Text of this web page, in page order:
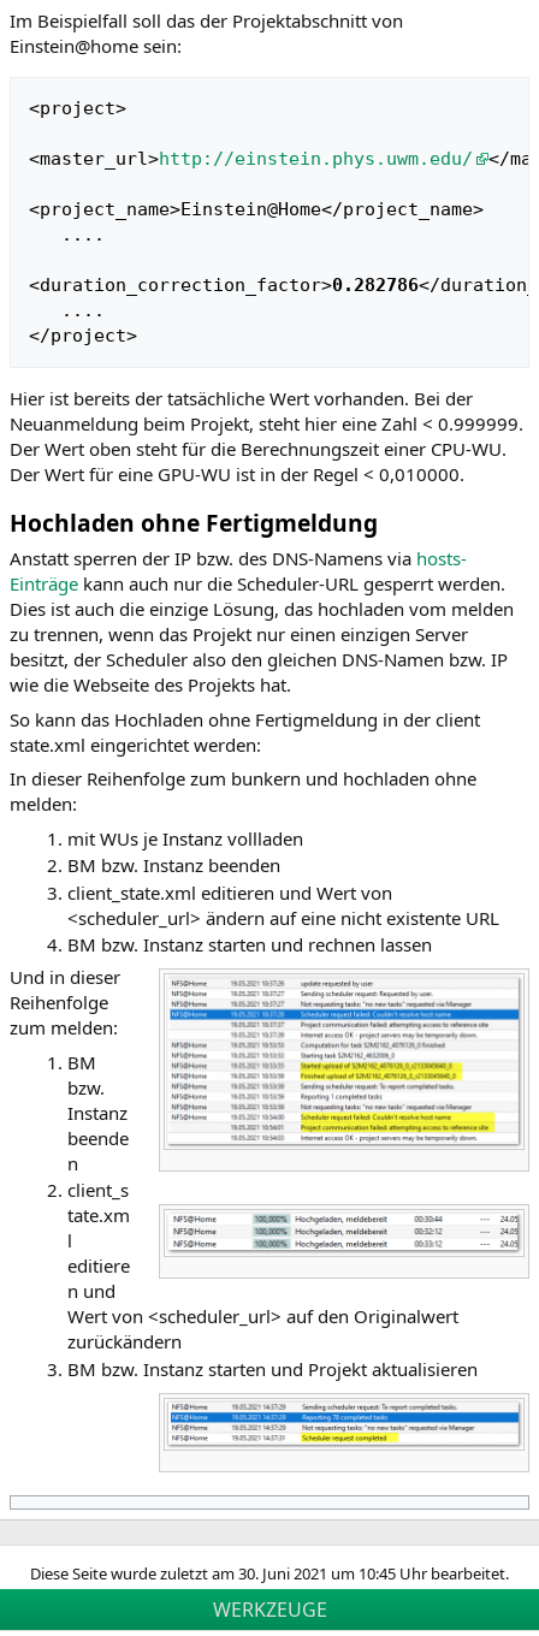
Im Beispielfall soll das der Projektabschnitt von
Einstein@home sein:
<project>
<master_url>http://einstein.phys.uwm.edu/ </
<project_name>Einstein@Home</project_name>
<duration_correction_factor>0.282786</
Hier ist bereits der tatsächliche Wert vorhanden. Bei der
Neuanmeldung beim Projekt, steht hier eine Zahl < 0.999999.
Der Wert oben steht für die Berechnungszeit einer CPU-WU.
Der Wert für eine GPU-WU ist in der Regel < 0,010000.
Hochladen ohne Fertigmeldung
Anstatt sperren der IP bzw. des DNS-Namens via hosts-
Einträge kann auch nur die Scheduler-URL gesperrt werden.
Dies ist auch die einzige Lösung, das hochladen vom melden
zu trennen, wenn das Projekt nur einen einzigen Server
besitzt, der Scheduler also den gleichen DNS-Namen bzw. IP
wie die Webseite des Projekts hat.
So kann das Hochladen ohne Fertigmeldung in der client
state.xml eingerichtet werden:
In dieser Reihenfolge zum bunkern und hochladen ohne
melden:
mit WUs je Instanz vollladen
BM bzw. Instanz beenden
client_state.xml editieren und Wert von
<scheduler_url> ändern auf eine nicht existente URL
BM bzw. Instanz starten und rechnen lassen
Und in dieser
Reihenfolge
zum melden:
BM
bzw.
Instanz
beende
n
client_s
tate.xm
l
editiere
n und
Wert von <scheduler_url> auf den Originalwert
zurückändern
BM bzw. Instanz starten und Projekt aktualisieren
Diese Seite wurde zuletzt am 30. Juni 2021 um 10:45 Uhr bearbeitet.
WERKZEUGE